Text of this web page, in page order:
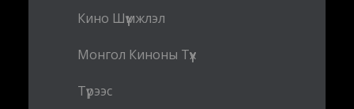
Кино Шүүмжлэл
Монгол Киноны Түүх
Түрээс